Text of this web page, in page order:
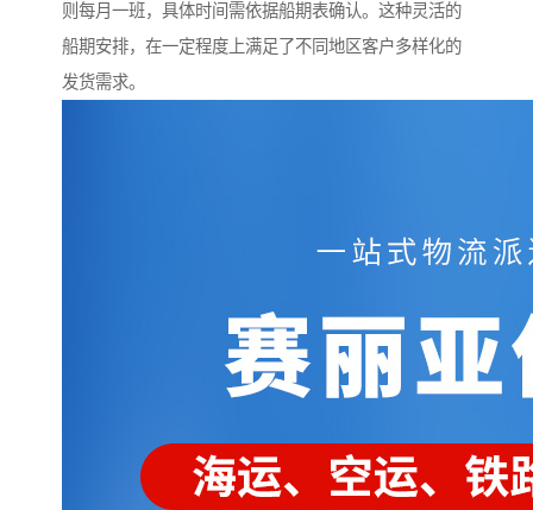
则每月一班，具体时间需依据船期表确认。这种灵活的
船期安排，在一定程度上满足了不同地区客户多样化的
发货需求。